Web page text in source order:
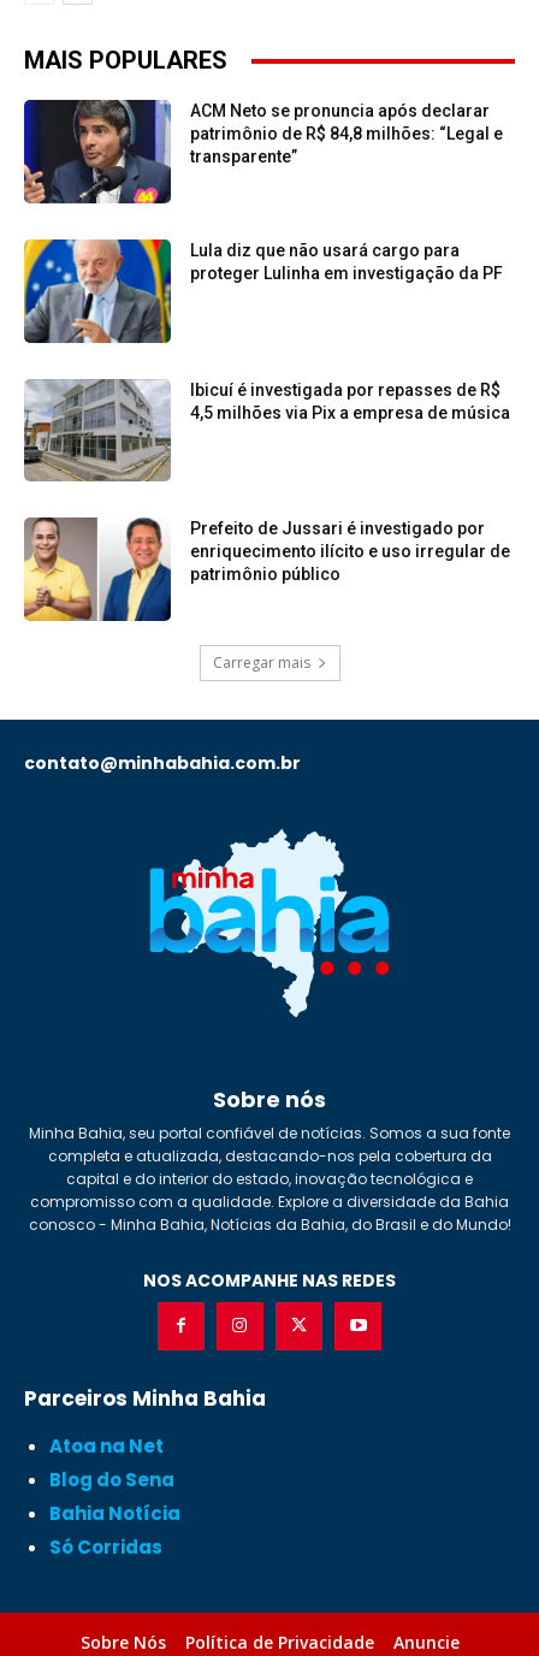
MAIS POPULARES
ACM Neto se pronuncia após declarar
patrimônio de R$ 84,8 milhões: “Legal e
transparente”
Lula diz que não usará cargo para
proteger Lulinha em investigação da PF
Ibicuí é investigada por repasses de R$
4,5 milhões via Pix a empresa de música
Prefeito de Jussari é investigado por
enriquecimento ilícito e uso irregular de
patrimônio público
Carregar mais
contato@minhabahia.com.br
Sobre nós
Minha Bahia, seu portal confiável de notícias. Somos a sua fonte
completa e atualizada, destacando-nos pela cobertura da
capital e do interior do estado, inovação tecnológica e
compromisso com a qualidade. Explore a diversidade da Bahia
conosco - Minha Bahia, Notícias da Bahia, do Brasil e do Mundo!
NOS ACOMPANHE NAS REDES
Parceiros Minha Bahia
Atoa na Net
Blog do Sena
Bahia Notícia
Só Corridas
Sobre Nós Política de Privacidade
Anuncie